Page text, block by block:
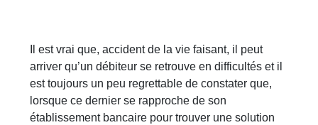
Il est vrai que, accident de la vie faisant, il peut
arriver qu’un débiteur se retrouve en difficultés et il
est toujours un peu regrettable de constater que,
lorsque ce dernier se rapproche de son
établissement bancaire pour trouver une solution